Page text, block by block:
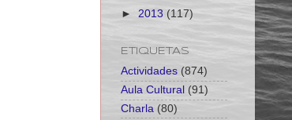
► 2013 (117)
ETIQUETAS
Actividades (874)
Aula Cultural (91)
Charla (80)